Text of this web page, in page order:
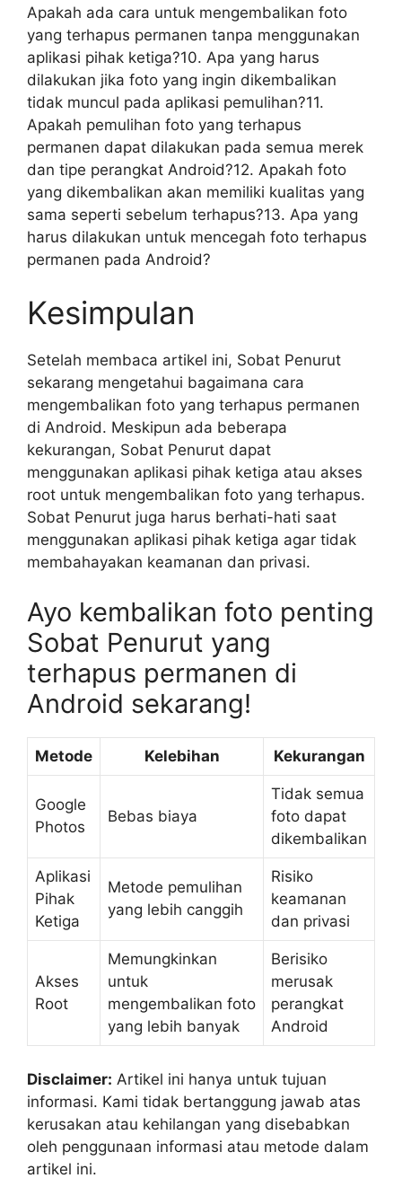
Apakah ada cara untuk mengembalikan foto
yang terhapus permanen tanpa menggunakan
aplikasi pihak ketiga?10. Apa yang harus
dilakukan jika foto yang ingin dikembalikan
tidak muncul pada aplikasi pemulihan?11.
Apakah pemulihan foto yang terhapus
permanen dapat dilakukan pada semua merek
dan tipe perangkat Android?12. Apakah foto
yang dikembalikan akan memiliki kualitas yang
sama seperti sebelum terhapus?13. Apa yang
harus dilakukan untuk mencegah foto terhapus
permanen pada Android?
Kesimpulan
Setelah membaca artikel ini, Sobat Penurut
sekarang mengetahui bagaimana cara
mengembalikan foto yang terhapus permanen
di Android. Meskipun ada beberapa
kekurangan, Sobat Penurut dapat
menggunakan aplikasi pihak ketiga atau akses
root untuk mengembalikan foto yang terhapus.
Sobat Penurut juga harus berhati-hati saat
menggunakan aplikasi pihak ketiga agar tidak
membahayakan keamanan dan privasi.
Ayo kembalikan foto penting
Sobat Penurut yang
terhapus permanen di
Android sekarang!
Metode Kelebihan Kekurangan
Google
Photos
Bebas biaya
Tidak semua
foto dapat
dikembalikan
Aplikasi
Pihak
Ketiga
Metode pemulihan
yang lebih canggih
Risiko
keamanan
dan privasi
Akses
Root
Memungkinkan
untuk
mengembalikan foto
yang lebih banyak
Berisiko
merusak
perangkat
Android
Disclaimer: Artikel ini hanya untuk tujuan
informasi. Kami tidak bertanggung jawab atas
kerusakan atau kehilangan yang disebabkan
oleh penggunaan informasi atau metode dalam
artikel ini.